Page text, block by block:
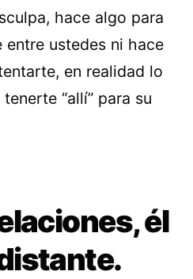
hace algo para
entre ustedes ni hace
en realidad lo
“allí” para su
él